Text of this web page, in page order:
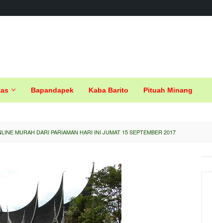
Bapandapek Kaba Barito Pituah Minang
MURAH DARI PARIAMAN HARI INI JUMAT 15 SEPTEMBER 2017